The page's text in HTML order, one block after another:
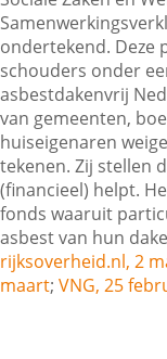
Zoeken
ondertekend. Deze
schouders onder
asbestdakenvrij
van gemeenten,
huiseigenaren
tekenen. Zij stellen
(financieel) helpt.
fonds waaruit
asbest van hun
rijksoverheid.nl, 2
maart; VNG, 25